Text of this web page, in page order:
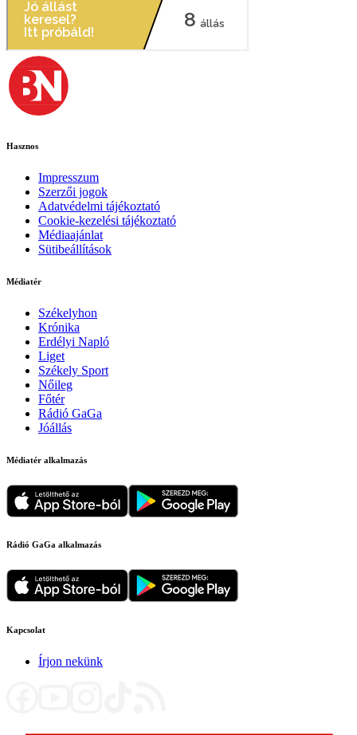
Hasznos
Impresszum
Szerzői jogok
Adatvédelmi tájékoztató
Cookie-kezelési tájékoztató
Médiaajánlat
Sütibeállítások
Médiatér
Székelyhon
Krónika
Erdélyi Napló
Liget
Székely Sport
Nőileg
Főtér
Rádió GaGa
Jóállás
Médiatér alkalmazás
Rádió GaGa alkalmazás
Kapcsolat
Írjon nekünk